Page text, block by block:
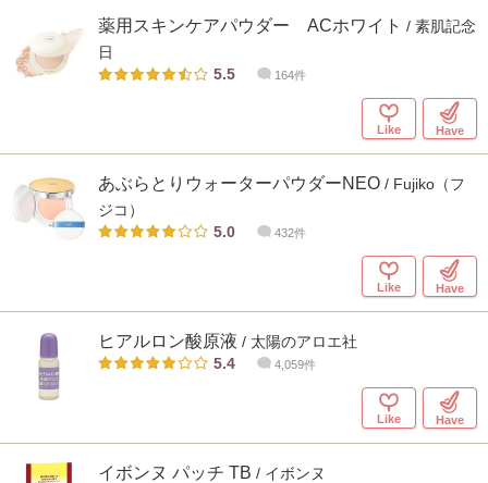
薬用スキンケアパウダー ACホワイト / 素肌記念
日
5.5
164件
Like Have
あぶらとりウォーターパウダーNEO / Fujiko（フ
ジコ）
5.0
432件
Like Have
ヒアルロン酸原液 / 太陽のアロエ社
5.4
4,059件
Like Have
イボンヌ パッチ TB / イボンヌ